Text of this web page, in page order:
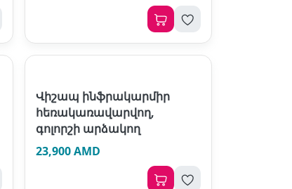
Վիշապ ինֆրակարմիր
հեռակառավարվող,
գոլորշի արձակող
23,900 AMD